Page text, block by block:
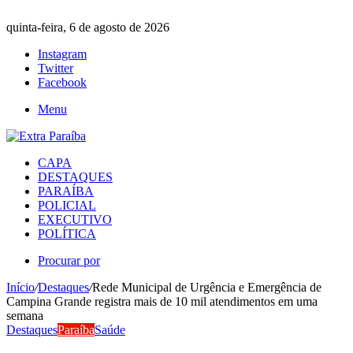
quinta-feira, 6 de agosto de 2026
Instagram
Twitter
Facebook
Menu
CAPA
DESTAQUES
PARAÍBA
POLICIAL
EXECUTIVO
POLÍTICA
Procurar por
Início/Destaques/Rede Municipal de Urgência e Emergência de
Campina Grande registra mais de 10 mil atendimentos em uma
semana
DestaquesParaíbaSaúde